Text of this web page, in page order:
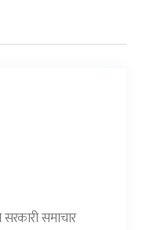
सरकारी समाचार